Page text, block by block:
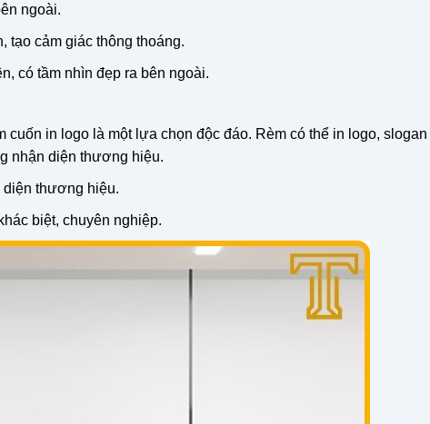
ngoài.
tạo cảm giác thông thoáng.
có tầm nhìn đẹp ra bên ngoài.
in logo là một lựa chọn độc đáo. Rèm có thể in logo, slogan
nhận diện thương hiệu.
diện thương hiệu.
biệt, chuyên nghiệp.